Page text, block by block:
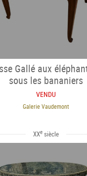
Gallé aux
sous les bananiers
VENDU
Galerie Vaudemont
XXe siècle